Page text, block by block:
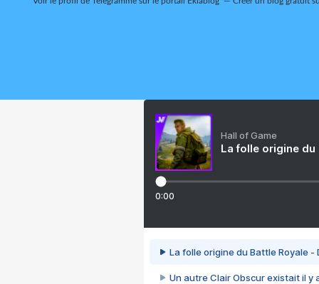
Hall of Game
La folle origine
0:00
La folle origine du Battle Royale -
Un autre Clair Obscur existait il y